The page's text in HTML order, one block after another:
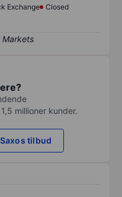
Exchange
Closed
millioner kunder.
tilbud